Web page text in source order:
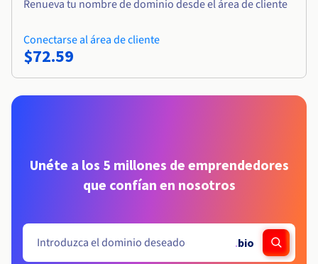
Renueva tu nombre de dominio desde el área de cliente
Conectarse al área de cliente
$72.59
Unéte a los 5 millones de emprendedores
que confían en nosotros
.bio